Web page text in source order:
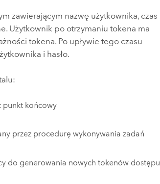
zawierającym nazwę użytkownika, czas
Użytkownik po otrzymaniu tokena ma
tokena. Po upływie tego czasu
i hasło.
punkt końcowy
przez procedurę wykonywania zadań
do generowania nowych tokenów dostępu